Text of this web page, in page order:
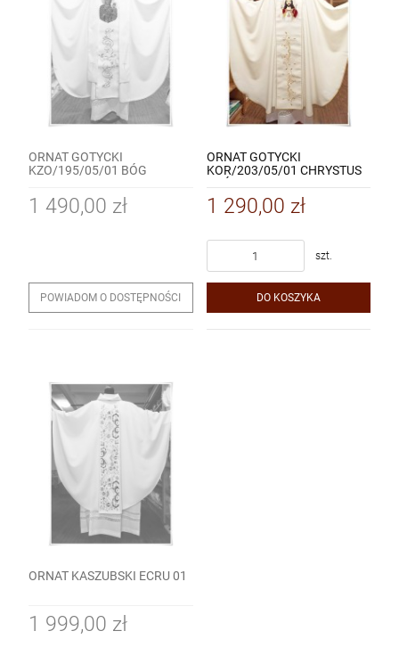
ORNAT GOTYCKI
KZO/195/05/01 BÓG
1 490,00 zł
POWIADOM O DOSTĘPNOŚCI
ORNAT GOTYCKI
KOR/203/05/01 CHRYSTUS
KRÓL
1 290,00 zł
szt.
DO KOSZYKA
ORNAT KASZUBSKI ECRU 01
1 999,00 zł